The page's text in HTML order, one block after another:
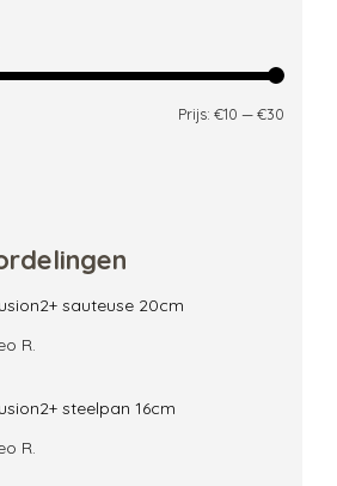
Prijs: €10 — €30
sauteuse 20cm
R.
steelpan 16cm
R.